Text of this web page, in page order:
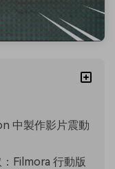
中製作影片震動
Filmora 行動版